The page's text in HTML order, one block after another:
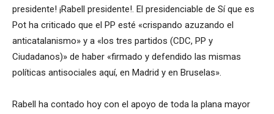
presidente! ¡Rabell presidente!. El presidenciable de Sí que es
Pot ha criticado que el PP esté «crispando azuzando el
anticatalanismo» y a «los tres partidos (CDC, PP y
Ciudadanos)» de haber «firmado y defendido las mismas
políticas antisociales aquí, en Madrid y en Bruselas».
Rabell ha contado hoy con el apoyo de toda la plana mayor